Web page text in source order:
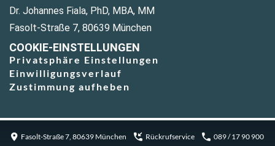
Dr. Johannes Fiala, PhD, MBA, MM
Fasolt-Straße 7, 80639 München
COOKIE-EINSTELLUNGEN
Privatsphäre Einstellungen
Einwilligungsverlauf
Zustimmung aufheben
Fasolt-Straße 7, 80639 München Rückrufservice 089 / 17 90 900